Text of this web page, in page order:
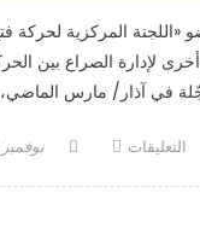
المركزية
الصراع بين
في آذار/ مارس
نوفمبر 3, Authorالتعليقات